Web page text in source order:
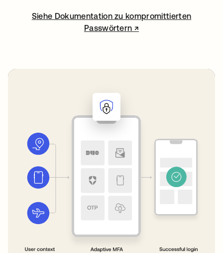
Siehe Dokumentation zu kompromittierten
Passwörtern ↗
wird in einer neuen